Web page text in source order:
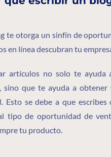
te otorga un sinfín de
en línea descubran tu
artículos no solo te ayuda
sino que te ayuda a obtener
. Esto se debe a que
tipo de oportunidad de
tu producto.